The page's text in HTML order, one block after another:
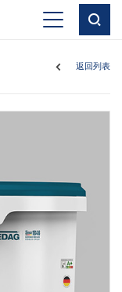
返回列表